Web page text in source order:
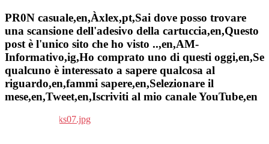
PR0N casuale,en,Àxlex,pt,Sai dove posso trovare
una scansione dell'adesivo della cartuccia,en,Questo
post è l'unico sito che ho visto ..,en,AM-
Informativo,ig,Ho comprato uno di questi oggi,en,Se
qualcuno è interessato a sapere qualcosa al
riguardo,en,fammi sapere,en,Selezionare il
mese,en,Tweet,en,Iscriviti al mio canale YouTube,en